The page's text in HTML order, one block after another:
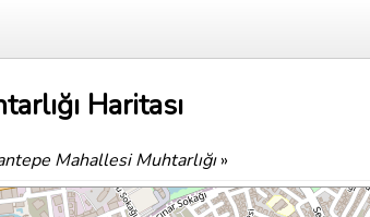
Haritası
Mahallesi Muhtarlığı»